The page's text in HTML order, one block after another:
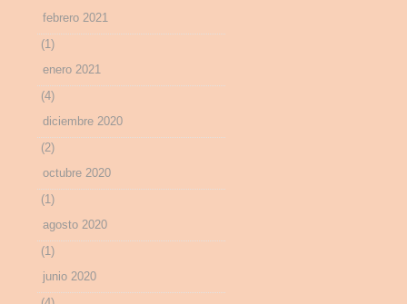
febrero 2021
(1)
enero 2021
(4)
diciembre 2020
(2)
octubre 2020
(1)
agosto 2020
(1)
junio 2020